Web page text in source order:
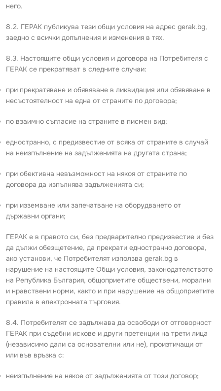
него.
8.2. ГЕРАК публикува тези общи условия на адрес gerak.bg,
заедно с всички допълнения и изменения в тях.
8.3. Настоящите общи условия и договора на Потребителя с
ГЕРАК се прекратяват в следните случаи:
при прекратяване и обявяване в ликвидация или обявяване в
несъстоятелност на една от страните по договора;
по взаимно съгласие на страните в писмен вид;
едностранно, с предизвестие от всяка от страните в случай
на неизпълнение на задълженията на другата страна;
при обективна невъзможност на някоя от страните по
договора да изпълнява задълженията си;
при изземване или запечатване на оборудването от
държавни органи;
ГЕРАК е в правото си, без предварително предизвестие и без
да дължи обезщетение, да прекрати едностранно договора,
ако установи, че Потребителят използва gerak.bg в
нарушение на настоящите Общи условия, законодателството
на Република България, общоприетите обществени, морални
и нравствени норми, както и при нарушение на общоприетите
правила в електронната търговия.
8.4. Потребителят се задължава да освободи от отговорност
ГЕРАК при съдебни искове и други претенции на трети лица
(независимо дали са основателни или не), произтичащи от
или във връзка с:
неизпълнение на някое от задълженията от този договор;